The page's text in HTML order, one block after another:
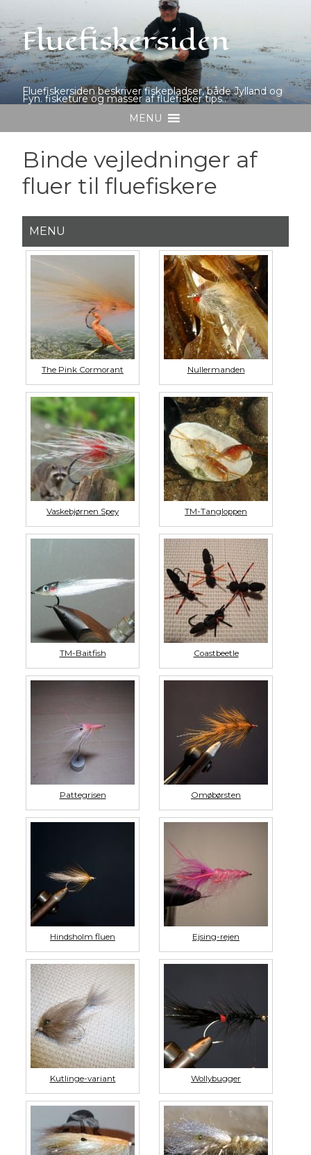
Fluefiskersiden
Fluefiskersiden beskriver fiskepladser, både Jylland og
Fyn. fisketure og masser af fluefisker tips..
MENU
Binde vejledninger af
fluer til fluefiskere
The Pink Cormorant Nullermanden
Vaskebjørnen Spey TM-Tangloppen
TM-Baitfish Coastbeetle
Pattegrisen Omøbørsten
Hindsholm fluen Ejsing-rejen
Kutlinge-variant Wollybugger